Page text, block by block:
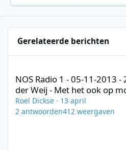
Gerelateerde berichten
NOS Radio 1 - 05-11-2013
der Weij - Met het ook op
Roel Dickse · 13 april
2 antwoorden412 weergaven